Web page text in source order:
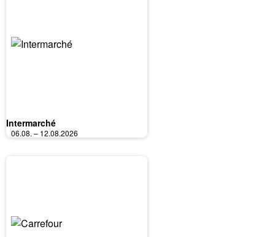
Intermarché
06.08. – 12.08.2026